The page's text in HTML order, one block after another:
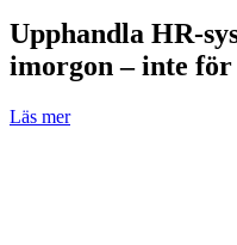
Upphandla HR-
imorgon – inte för
Läs mer